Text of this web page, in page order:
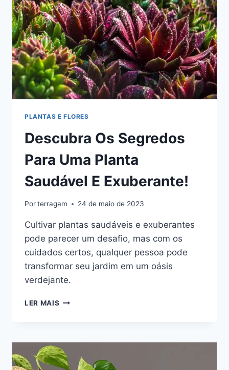
PLANTAS E FLORES
Descubra Os Segredos
Para Uma Planta
Saudável E Exuberante!
Porterragam 24 de maio de 2023
Cultivar plantas saudáveis e exuberantes
pode parecer um desafio, mas com os
cuidados certos, qualquer pessoa pode
transformar seu jardim em um oásis
verdejante.
LER MAIS DESCUBRA
UMA
PLANTA
SAUDÁVEL